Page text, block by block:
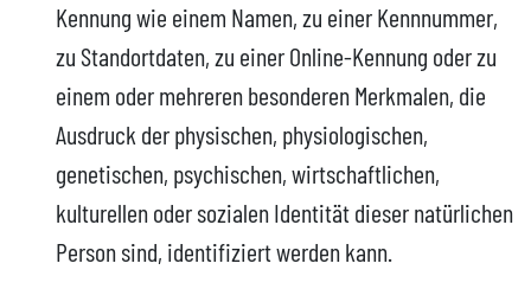
Kennung wie einem Namen, zu einer Kennnummer,
zu Standortdaten, zu einer Online-Kennung oder zu
einem oder mehreren besonderen Merkmalen, die
Ausdruck der physischen, physiologischen,
genetischen, psychischen, wirtschaftlichen,
kulturellen oder sozialen Identität dieser natürlichen
Person sind, identifiziert werden kann.